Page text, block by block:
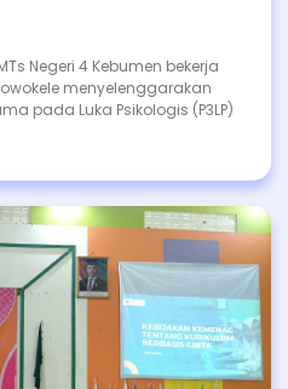
Negeri 4 Kebumen bekerja
menyelenggarakan
pada Luka Psikologis (P3LP)